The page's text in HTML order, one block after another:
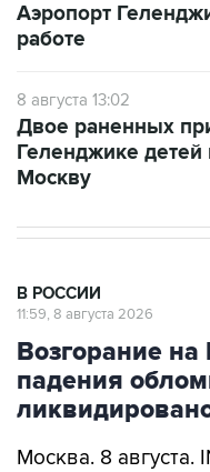
Аэропорт
работе
8 августа 13:02
Двое раненных
Геленджике
Москву
В РОССИИ
11:59, 8 августа 2026
Возгорание
падения
Москва. 8 августа.